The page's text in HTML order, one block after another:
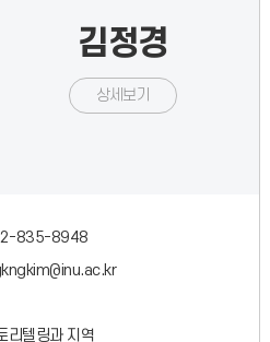
김정경
상세보기
835-8948
리텔링과 지역